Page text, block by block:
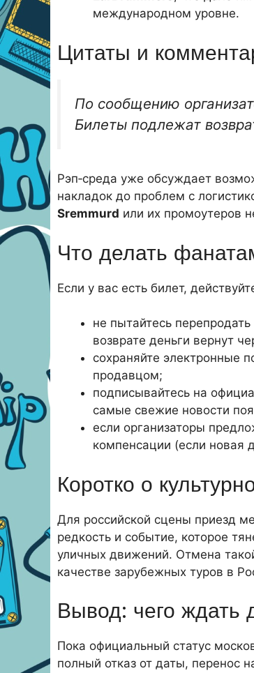
международном уровне.
Цитаты и
По сообщению
Билеты подлежат
Рэп‑среда уже обсуждает
накладок до проблем с
Sremmurd или их промоутеров
Что делать
Если у вас есть билет,
не пытайтесь
возврате деньги вернут
сохраняйте электронные
продавцом;
подписывайтесь на
самые свежие новости
если организаторы
компенсации (если новая
Коротко о
Для российской сцены приезд
редкость и событие, которое
уличных движений. Отмена
качестве зарубежных туров в
Вывод: чего ждать
Пока официальный статус
полный отказ от даты, перенос